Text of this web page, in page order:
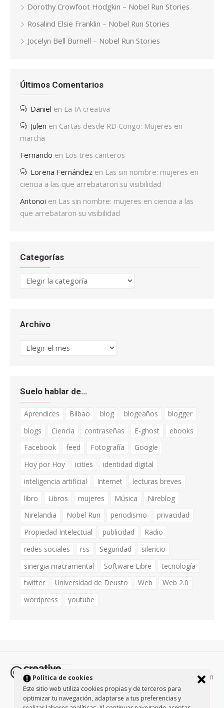
Política de cookies
Este sitio web utiliza cookies propias y de terceros para
optimizar tu navegación, adaptarse a tus preferencias y
Dorothy Crowfoot Hodgkin – Nobel Run Stories
Rosalind Elsie Franklin – Nobel Run Stories
Jocelyn Bell Burnell – Nobel Run Stories
Últimos Comentarios
Daniel en La IA creativa
Julen en Cartas desde RD Congo: Mujeres en
marcha
Fernando en Los tres canteros
Lorena Fernández en Las sin nombre: mujeres en
ciencia a las que arrebataron su visibilidad
Antonoi en Las sin nombre: mujeres en ciencia a las
que arrebataron su visibilidad
Categorías
Categorías
Archivo
Archivo
Suelo hablar de…
Aprendices Bilbao blog blogeaños
blogger
blogs
Ciencia contraseñas E-ghost
ebooks
Facebook
feed Fotografía
Google
Hoy por Hoy
icities
identidad digital
inteligencia artificial
Internet
lecturas breves
libro
Libros mujeres Música
Nireblog
Nirelandia
Nobel Run periodismo
privacidad
Propiedad Intelectual
publicidad
Radio
redes sociales
rss Seguridad
silencio
sinergia macramental
Software Libre
tecnología
twitter
Universidad de Deusto Web
Web 2.0
wordpress
youtube
Todos los contenidos de esta página están
protegidos por la licencia Creative Commons Attribution-
NonCommercial-ShareAlike 3.0. / Política de privacidad